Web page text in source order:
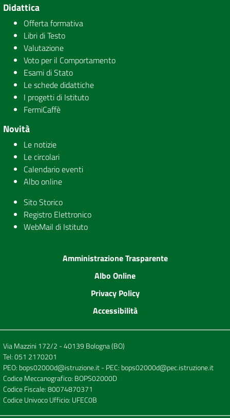
Didattica
Offerta formativa
Libri di Testo
Valutazione
Voto per il Comportamento
Esami di Stato
Le schede didattiche
I progetti di Istituto
FermiCaffè
Novità
Le notizie
Le circolari
Calendario eventi
Albo online
Sito Storico
Registro Elettronico
WebMail di Istituto
Amministrazione Trasparente
Albo Online
Privacy Policy
Accessibilità
Via Mazzini 172/2 - 40139 Bologna (BO)
Tel:051 2170201
PEO: bops02000d@istruzione.it- PEC: bops02000d@pec.istruzione.it
Codice Meccanografico: BOPS02000D
Codice Fiscale: 80074870371
Codice Univoco Ufficio: UFEC0B